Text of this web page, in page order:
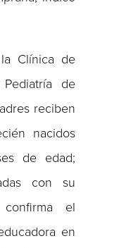
Clínica de
de
reciben
nacidos
de edad;
con su
el
en